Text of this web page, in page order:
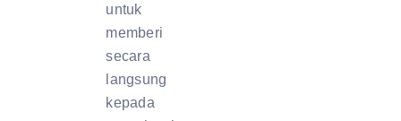
untuk
memberi
secara
langsung
kepada